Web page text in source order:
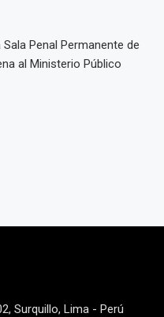
Penal Permanente de
al Ministerio Público
Surquillo, Lima - Perú